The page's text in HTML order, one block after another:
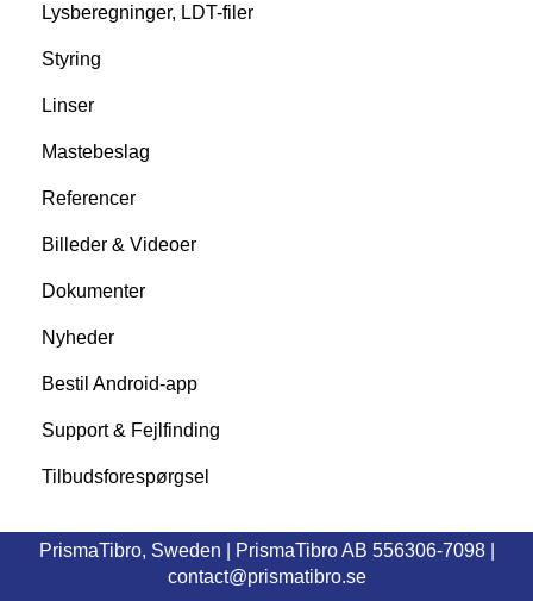
Lysberegninger, LDT-filer
Styring
Linser
Mastebeslag
Referencer
Billeder & Videoer
Dokumenter
Nyheder
Bestil Android-app
Support & Fejlfinding
Tilbudsforespørgsel
PrismaTibro, Sweden | PrismaTibro AB 556306-7098|
contact@prismatibro.se